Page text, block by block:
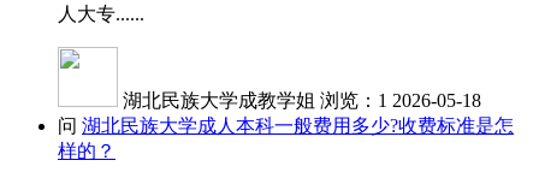
人大专......
湖北民族大学成教学姐 浏览：1 2026-05-18
问 湖北民族大学成人本科一般费用多少?收费标准是怎
样的？